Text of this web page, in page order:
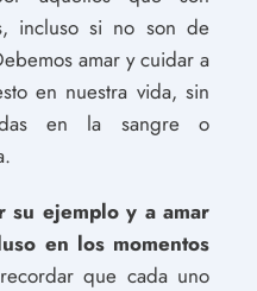
incluso si no son de
amar y cuidar a
en nuestra vida, sin
en la sangre o
su ejemplo y a amar
en los momentos
que cada uno